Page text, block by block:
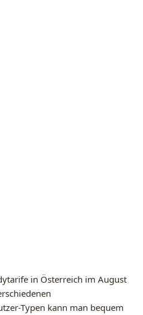
in Österreich im August
Typen kann man bequem